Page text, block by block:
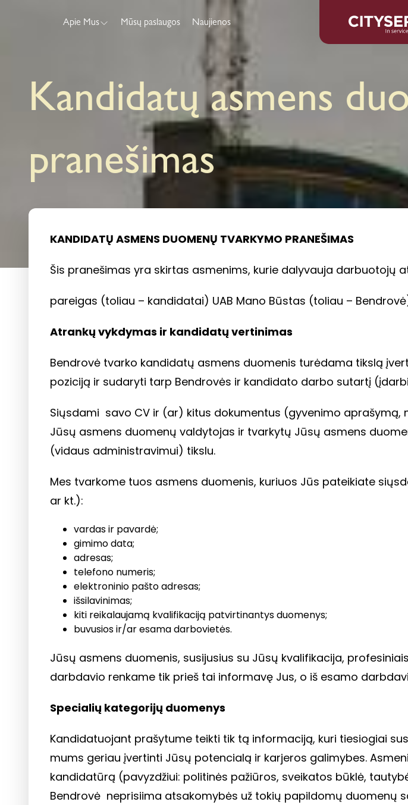
Apie Mus Mūsų paslaugos Naujienos
Kandidatų asmens
pranešimas
KANDIDATŲ ASMENS DUOMENŲ TVARKYMO PRANEŠIMAS
Šis pranešimas yra skirtas asmenims, kurie dalyvauja darbuotojų
pareigas (toliau – kandidatai) UAB Mano Būstas (toliau –
Atrankų vykdymas ir kandidatų vertinimas
Bendrovė tvarko kandidatų asmens duomenis turėdama tikslą
poziciją ir sudaryti tarp Bendrovės ir kandidato darbo sutartį
Siųsdami savo CV ir (ar) kitus dokumentus (gyvenimo
Jūsų asmens duomenų valdytojas ir tvarkytų Jūsų asmens
(vidaus administravimui) tikslu.
Mes tvarkome tuos asmens duomenis, kuriuos Jūs pateikiate
ar kt.):
vardas ir pavardė;
gimimo data;
adresas;
telefono numeris;
elektroninio pašto adresas;
išsilavinimas;
kiti reikalaujamą kvalifikaciją patvirtinantys duomenys;
buvusios ir/ar esama darbovietės.
Jūsų asmens duomenis, susijusius su Jūsų kvalifikacija,
darbdavio renkame tik prieš tai informavę Jus, o iš esamo
Specialių kategorijų duomenys
Kandidatuojant prašytume teikti tik tą informaciją, kuri tiesiogiai
mums geriau įvertinti Jūsų potencialą ir karjeros galimybes.
kandidatūrą (pavyzdžiui: politinės pažiūros, sveikatos būklė,
Bendrovė neprisiima atsakomybės už tokių papildomų duomenų